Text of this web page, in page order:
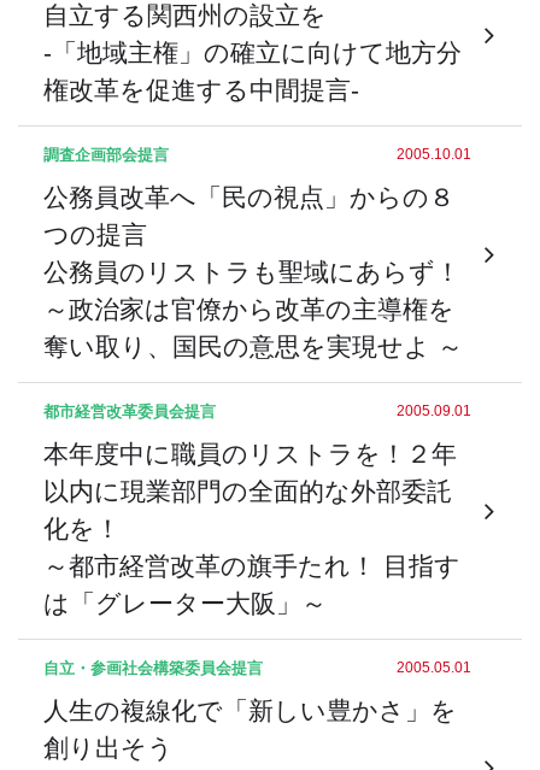
自立する関西州の設立を
-「地域主権」の確立に向けて地方分
権改革を促進する中間提言-
調査企画部会提言 2005.10.01
公務員改革へ「民の視点」からの８
つの提言
公務員のリストラも聖域にあらず！
～政治家は官僚から改革の主導権を
奪い取り、国民の意思を実現せよ ～
都市経営改革委員会提言 2005.09.01
本年度中に職員のリストラを！２年
以内に現業部門の全面的な外部委託
化を！
～都市経営改革の旗手たれ！ 目指す
は「グレーター大阪」～
自立・参画社会構築委員会提言 2005.05.01
人生の複線化で「新しい豊かさ」を
創り出そう